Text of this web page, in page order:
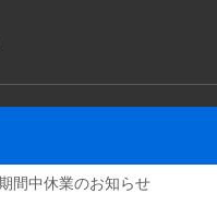
間中休業のお知らせ